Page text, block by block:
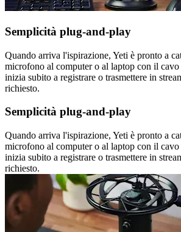
Semplicità plug-and-play
Quando arriva l'ispirazione, Yeti è pronto a
microfono al computer o al laptop con il
inizia subito a registrare o trasmettere in
richiesto.
Semplicità plug-and-play
Quando arriva l'ispirazione, Yeti è pronto a
microfono al computer o al laptop con il
inizia subito a registrare o trasmettere in
richiesto.